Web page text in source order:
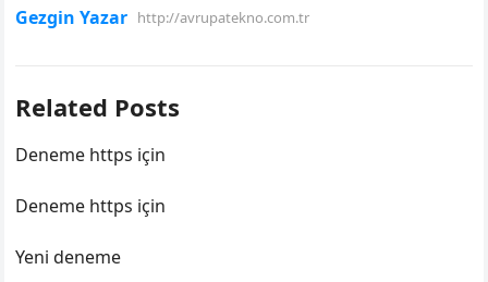
Gezgin Yazar http://avrupatekno.com.tr
Related Posts
Deneme https için
Deneme https için
Yeni deneme